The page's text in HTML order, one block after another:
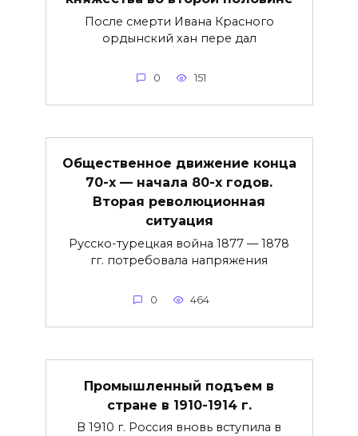
После смерти Ивана Красного
ордынский хан пере дал
0 151
Общественное движение конца
70-х — начала 80-х годов.
Вторая революционная
ситуация
Русско-турецкая война 1877 — 1878
гг. потребовала напряжения
0 464
Промышленный подъем в
стране в 1910-1914 г.
В 1910 г. Россия вновь вступила в